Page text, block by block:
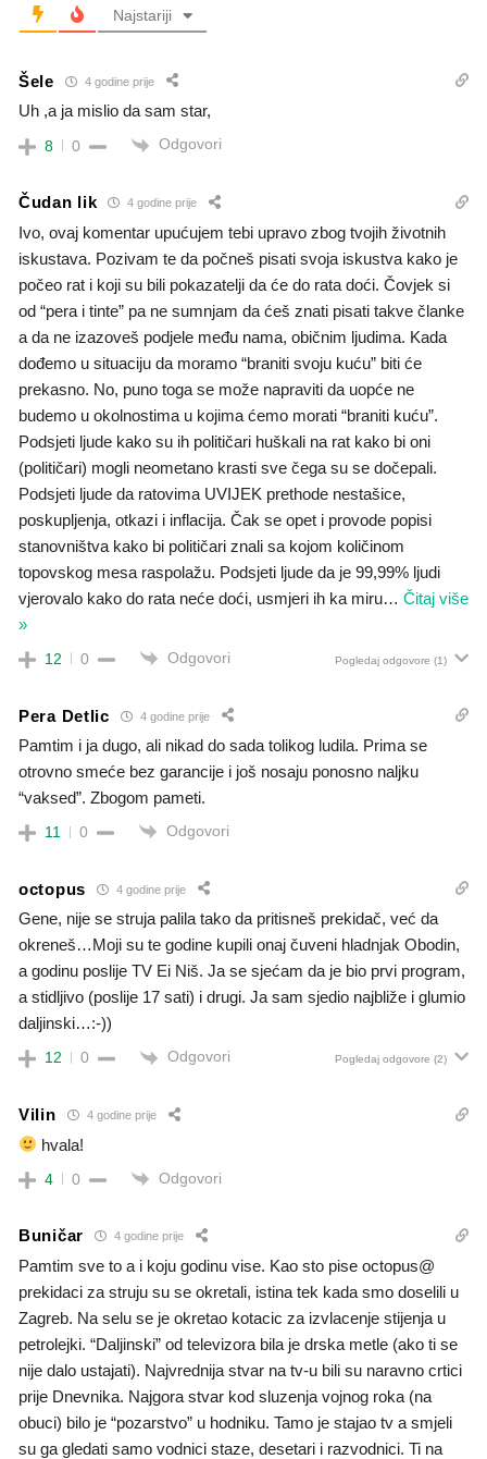
Najstariji
Šele 4 godine prije
Uh ,a ja mislio da sam star,
8 0 Odgovori
Čudan lik 4 godine prije
Ivo, ovaj komentar upućujem tebi upravo zbog tvojih životnih
iskustava. Pozivam te da počneš pisati svoja iskustva kako je
počeo rat i koji su bili pokazatelji da će do rata doći. Čovjek si
od “pera i tinte” pa ne sumnjam da ćeš znati pisati takve članke
a da ne izazoveš podjele među nama, običnim ljudima. Kada
dođemo u situaciju da moramo “braniti svoju kuću” biti će
prekasno. No, puno toga se može napraviti da uopće ne
budemo u okolnostima u kojima ćemo morati “braniti kuću”.
Podsjeti ljude kako su ih političari huškali na rat kako bi oni
(političari) mogli neometano krasti sve čega su se dočepali.
Podsjeti ljude da ratovima UVIJEK prethode nestašice,
poskupljenja, otkazi i inflacija. Čak se opet i provode popisi
stanovništva kako bi političari znali sa kojom količinom
topovskog mesa raspolažu. Podsjeti ljude da je 99,99% ljudi
vjerovalo kako do rata neće doći, usmjeri ih ka miru… Čitaj više
»
12 0 Odgovori Pogledaj odgovore (1)
Pera Detlic 4 godine prije
Pamtim i ja dugo, ali nikad do sada tolikog ludila. Prima se
otrovno smeće bez garancije i još nosaju ponosno naljku
“vaksed”. Zbogom pameti.
11 0 Odgovori
octopus 4 godine prije
Gene, nije se struja palila tako da pritisneš prekidač, već da
okreneš…Moji su te godine kupili onaj čuveni hladnjak Obodin,
a godinu poslije TV Ei Niš. Ja se sjećam da je bio prvi program,
a stidljivo (poslije 17 sati) i drugi. Ja sam sjedio najbliže i glumio
daljinski…:-))
12 0 Odgovori Pogledaj odgovore (2)
Vilin 4 godine prije
hvala!
4 0 Odgovori
Buničar 4 godine prije
Pamtim sve to a i koju godinu vise. Kao sto pise octopus@
prekidaci za struju su se okretali, istina tek kada smo doselili u
Zagreb. Na selu se je okretao kotacic za izvlacenje stijenja u
petrolejki. “Daljinski” od televizora bila je drska metle (ako ti se
nije dalo ustajati). Najvrednija stvar na tv-u bili su naravno crtici
prije Dnevnika. Najgora stvar kod sluzenja vojnog roka (na
obuci) bilo je “pozarstvo” u hodniku. Tamo je stajao tv a smjeli
su ga gledati samo vodnici staze, desetari i razvodnici. Ti na